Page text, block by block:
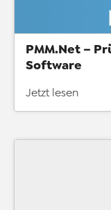
PMM.Net –
Software
Jetzt lesen